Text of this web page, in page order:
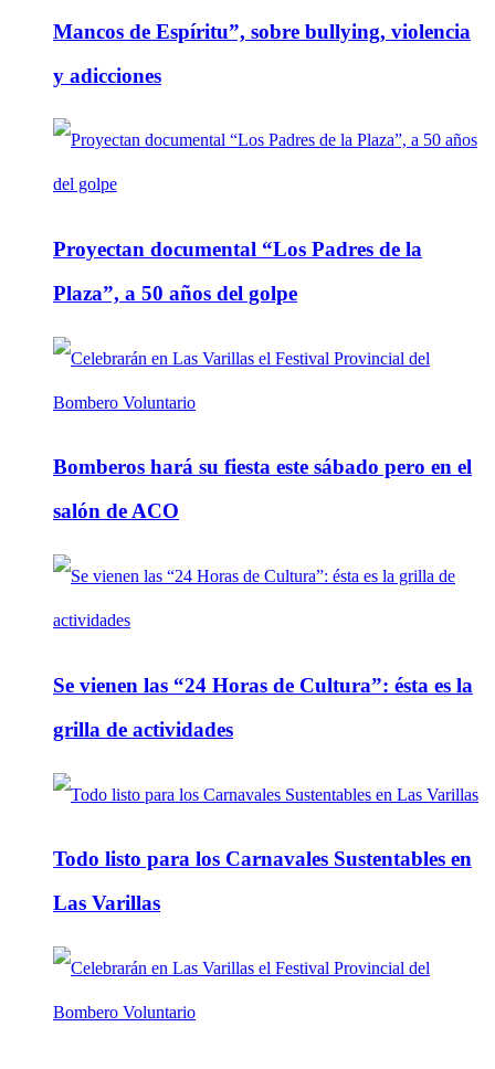
Mancos de Espíritu”, sobre bullying, violencia
y adicciones
Proyectan documental “Los Padres de la
Plaza”, a 50 años del golpe
Bomberos hará su fiesta este sábado pero en el
salón de ACO
Se vienen las “24 Horas de Cultura”: ésta es la
grilla de actividades
Todo listo para los Carnavales Sustentables en
Las Varillas